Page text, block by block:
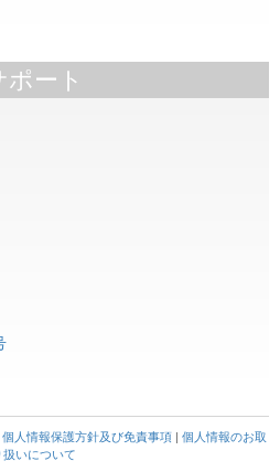
ポート
個人情報保護方針及び免責事項| 個人情報のお取
扱いについて